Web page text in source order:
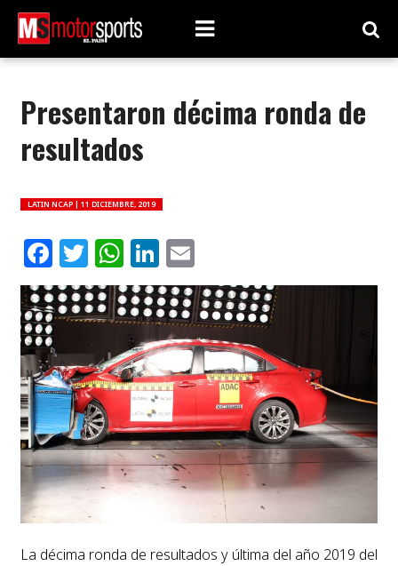
Presentaron décima ronda de
resultados
LATIN NCAP | 11 DICIEMBRE, 2019
Facebook
Twitter
WhatsApp
LinkedIn
Email
La décima ronda de resultados y última del año 2019 del